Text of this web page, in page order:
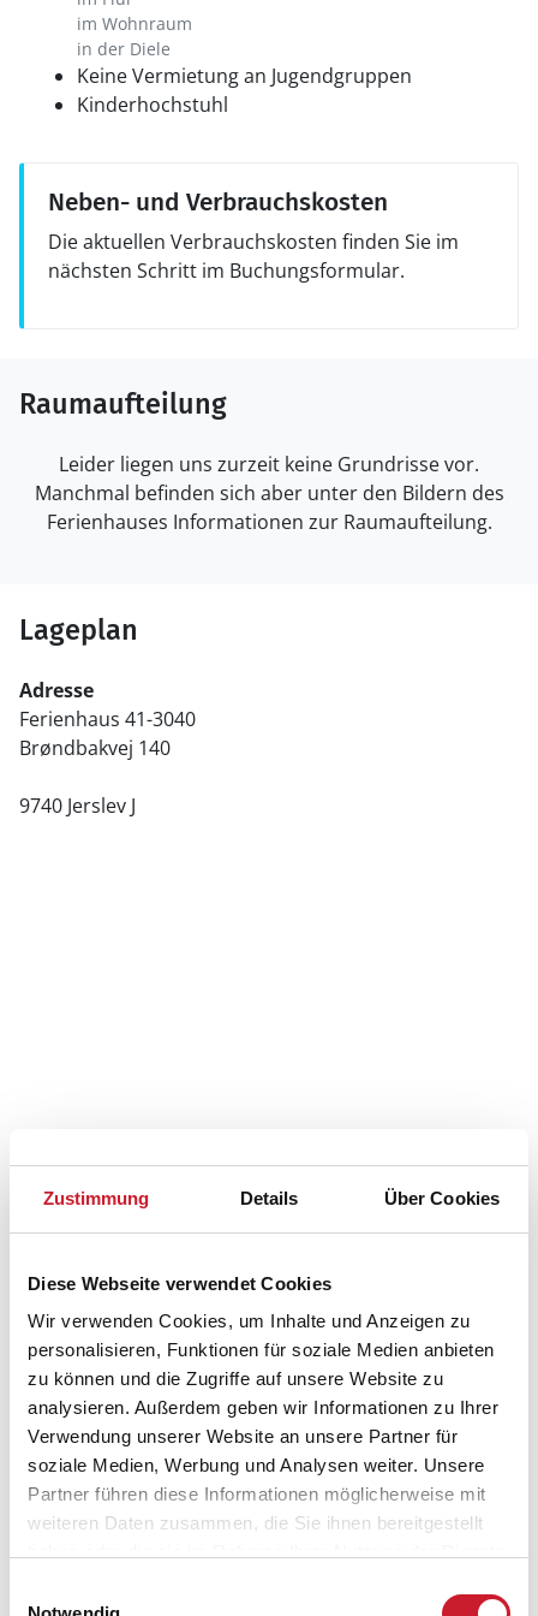
Zustimmung Details Über Cookies
Diese Webseite verwendet Cookies
Wir verwenden Cookies, um Inhalte und Anzeigen zu
personalisieren, Funktionen für soziale Medien anbieten
zu können und die Zugriffe auf unsere Website zu
analysieren. Außerdem geben wir Informationen zu Ihrer
Verwendung unserer Website an unsere Partner für
soziale Medien, Werbung und Analysen weiter. Unsere
Partner führen diese Informationen möglicherweise mit
weiteren Daten zusammen, die Sie ihnen bereitgestellt
im Wohnraum
in der Diele
Keine Vermietung an Jugendgruppen
Kinderhochstuhl
Neben- und Verbrauchskosten
Die aktuellen Verbrauchskosten finden Sie im
nächsten Schritt im Buchungsformular.
Raumaufteilung
Leider liegen uns zurzeit keine Grundrisse vor.
Manchmal befinden sich aber unter den Bildern des
Ferienhauses Informationen zur Raumaufteilung.
Lageplan
Adresse
Ferienhaus 41-3040
Brøndbakvej 140
9740 Jerslev J
Belegungskalender
Reisedauer auswählen
Anzahl Reisende auswählen
Anreisetag im Belegungskalender anklicken
Sie bekommen Verfügbarkeit und Preis angezeigt
Bitte beachten Sie, dass sich bei Änderungen des
Reisezeitraumes auch Änderungen bei der
können.